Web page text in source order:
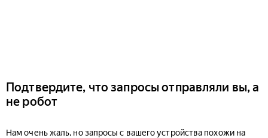
Подтвердите, что запросы отправляли вы, а
не робот
Нам очень жаль, но запросы с вашего устройства похожи на